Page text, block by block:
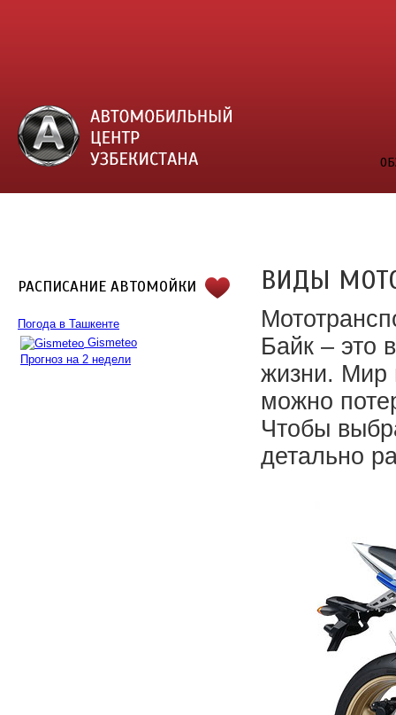
РАСПИСАНИЕ АВТОМОЙКИ
Погода в Ташкенте
Gismeteo
Прогноз на 2 недели
ВИДЫ
Байк – это
жизни. Мир
можно
Чтобы
детально